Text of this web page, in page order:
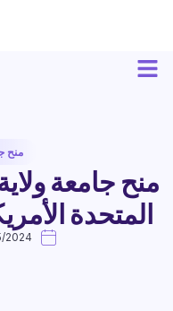
منح
منح جامعة
المتحدة
2024